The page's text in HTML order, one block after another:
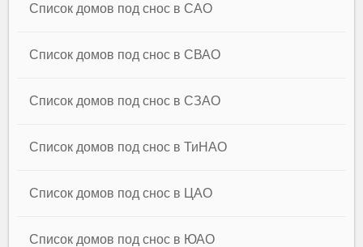
Список домов под снос в САО
Список домов под снос в СВАО
Список домов под снос в СЗАО
Список домов под снос в ТиНАО
Список домов под снос в ЦАО
Список домов под снос в ЮАО